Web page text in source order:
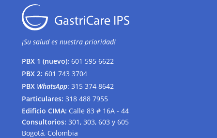
¡Su salud es nuestra prioridad!
PBX 1 (nuevo): 601 595 6622
PBX 2: 601 743 3704
PBX WhatsApp: 315 374 8642
Particulares: 318 488 7955
Edificio CIMA: Calle 83 # 16A - 44
Consultorios: 301, 303, 603 y 605
Bogotá, Colombia